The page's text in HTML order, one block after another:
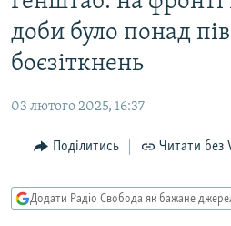
основного
матеріалу
Перейти
до
основної
Перейти
до
пошуку
ВСЕ ЗА ДОБУ
СТАТТІ
СУСПІЛЬСТВО
РОСІЙСЬКА «ФІЛЬТРАЦІЯ»
ДОНБАС.РЕАЛІЇ
ТИ ЯК?
доби було понад пів
боєзіткнень
03 лютого 2025, 16:37
Поділитись Читати без
Додати Радіо Свобода як бажане